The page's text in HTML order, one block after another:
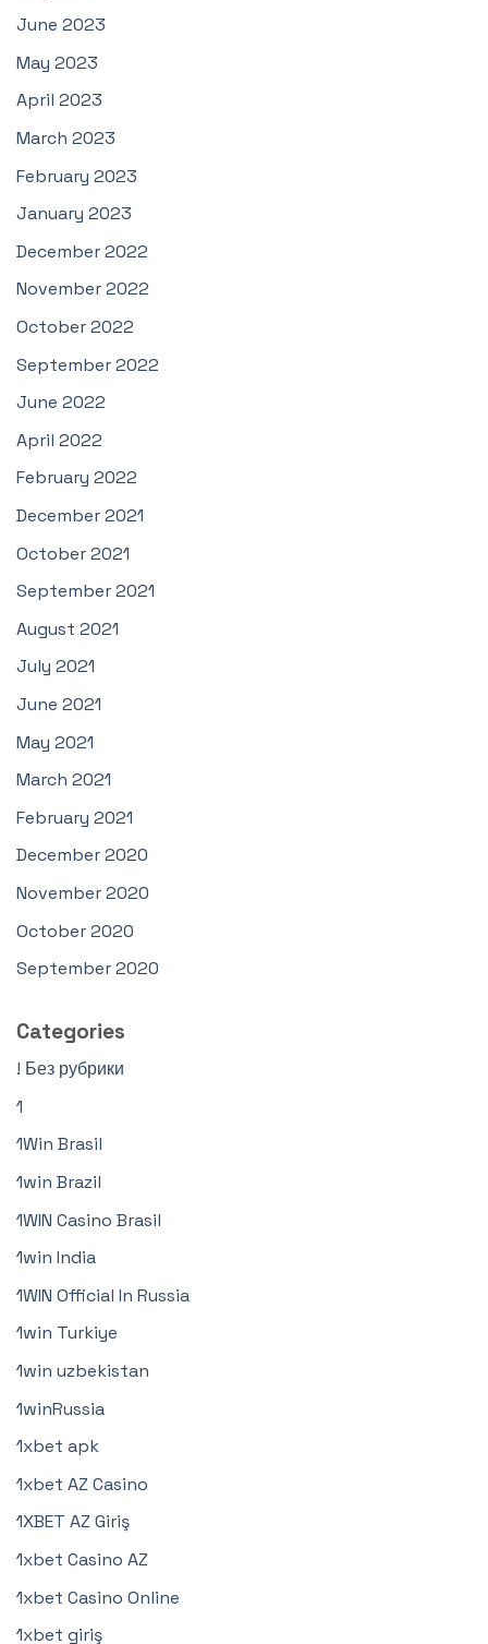
June 2023
May 2023
April 2023
March 2023
February 2023
January 2023
December 2022
November 2022
October 2022
September 2022
June 2022
April 2022
February 2022
December 2021
October 2021
September 2021
August 2021
July 2021
June 2021
May 2021
March 2021
February 2021
December 2020
November 2020
October 2020
September 2020
Categories
! Без рубрики
1
1Win Brasil
1win Brazil
1WIN Casino Brasil
1win India
1WIN Official In Russia
1win Turkiye
1win uzbekistan
1winRussia
1xbet apk
1xbet AZ Casino
1XBET AZ Giriş
1xbet Casino AZ
1xbet Casino Online
1xbet giriş